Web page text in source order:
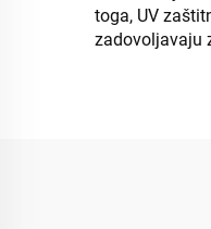
toga, UV
zadovoljavaju